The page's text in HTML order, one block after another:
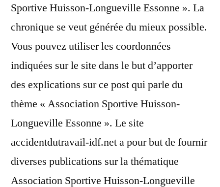
Sportive Huisson-Longueville Essonne ». La
chronique se veut générée du mieux possible.
Vous pouvez utiliser les coordonnées
indiquées sur le site dans le but d’apporter
des explications sur ce post qui parle du
thème « Association Sportive Huisson-
Longueville Essonne ». Le site
accidentdutravail-idf.net a pour but de fournir
diverses publications sur la thématique
Association Sportive Huisson-Longueville